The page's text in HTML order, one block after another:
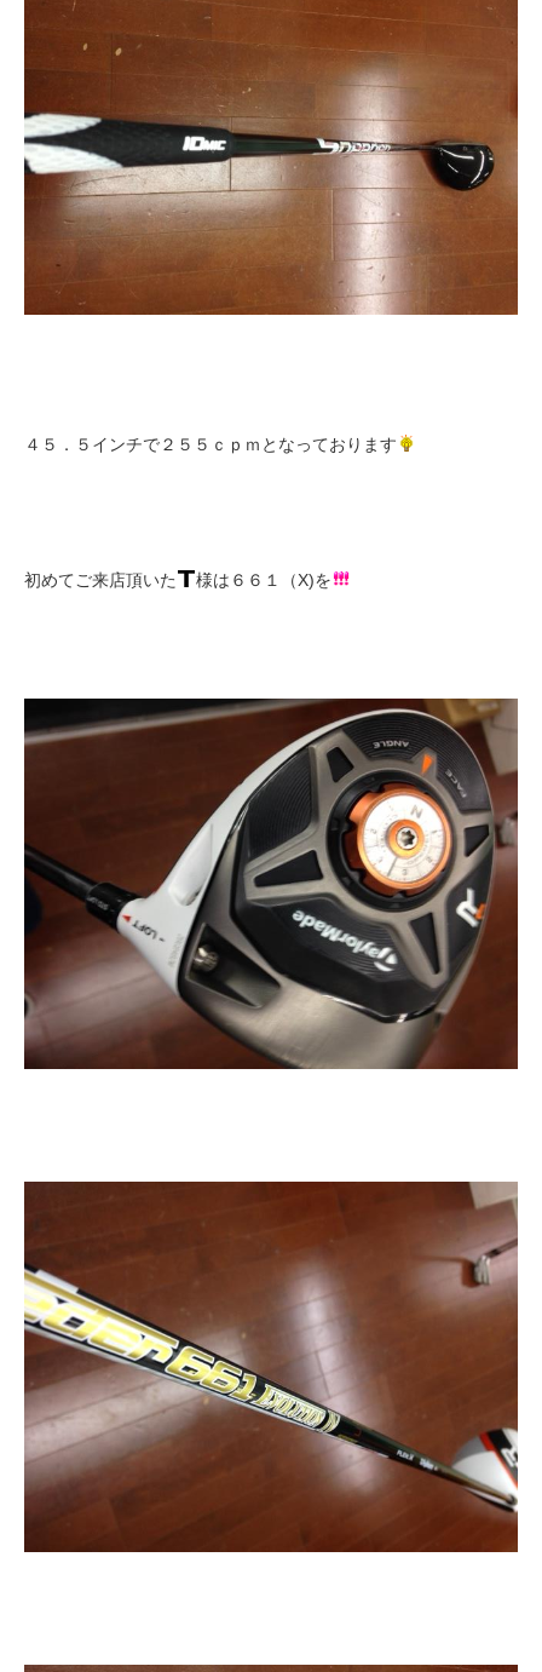
４５．５インチで２５５ｃｐｍとなっております
初めてご来店頂いた 様は６６１（X)を